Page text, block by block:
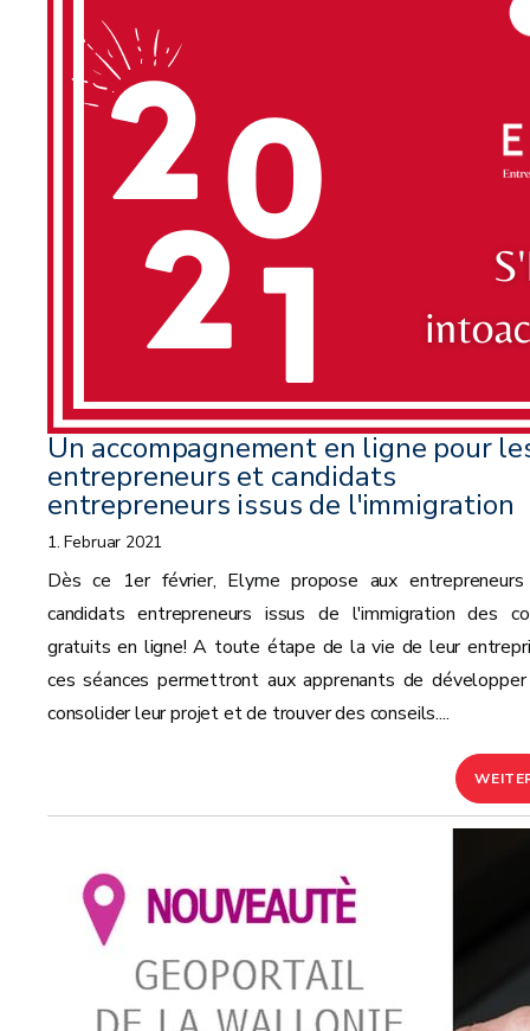
Un accompagnement en ligne pour
entrepreneurs et candidats
entrepreneurs issus de l'immigration
1. Februar 2021
Dès ce 1er février, Elyme propose aux
candidats entrepreneurs issus de l'immigration des
gratuits en ligne! A toute étape de la vie de leur
ces séances permettront aux apprenants de
consolider leur projet et de trouver des conseils....